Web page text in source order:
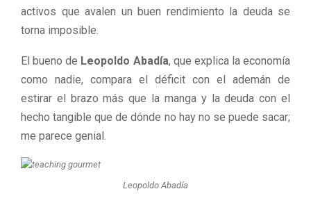
activos que avalen un buen rendimiento la deuda se
torna imposible.
El bueno de Leopoldo Abadía, que explica la economía
como nadie, compara el déficit con el ademán de
estirar el brazo más que la manga y la deuda con el
hecho tangible que de dónde no hay no se puede sacar;
me parece genial.
Leopoldo Abadía